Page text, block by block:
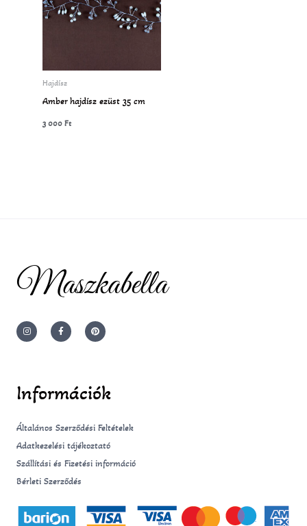
Hajdísz
Amber hajdísz ezüst 35 cm
3 000Ft
Maszkabella
n
s
t
a
c
e
f
i
n
t
Információk
Általános Szerződési Feltételek
Adatkezelési tájékoztató
Szállítási és Fizetési információ
Bérleti Szerződés